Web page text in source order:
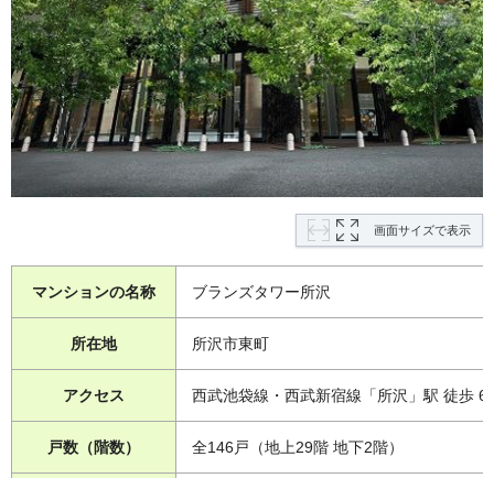
画面サイズで表示
マンションの名称 ブランズタワー所沢
所在地 所沢市東町
アクセス 西武池袋線・西武新宿線「所沢」駅 徒歩 6
戸数（階数） 全146戸（地上29階 地下2階）